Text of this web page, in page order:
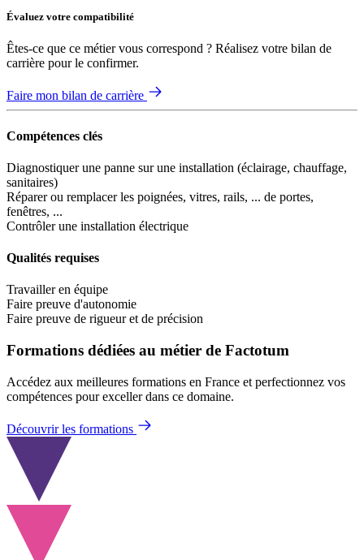
Évaluez votre compatibilité
Êtes-ce que ce métier vous correspond ? Réalisez votre bilan de
carrière pour le confirmer.
Faire mon bilan de carrière
Compétences clés
Diagnostiquer une panne sur une installation (éclairage, chauffage,
sanitaires)
Réparer ou remplacer les poignées, vitres, rails, ... de portes,
fenêtres, ...
Contrôler une installation électrique
Qualités requises
Travailler en équipe
Faire preuve d'autonomie
Faire preuve de rigueur et de précision
Formations dédiées au métier de Factotum
Accédez aux meilleures formations en France et perfectionnez vos
compétences pour exceller dans ce domaine.
Découvrir les formations